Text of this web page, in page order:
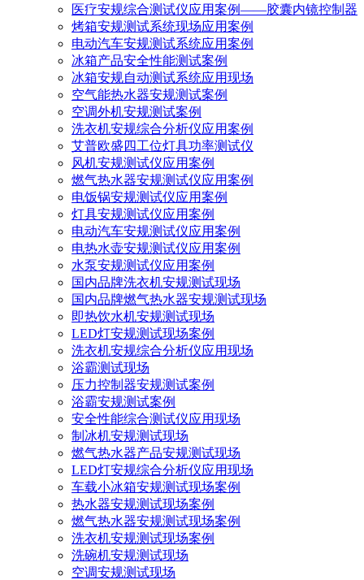
医疗安规综合测试仪应用案例——胶囊内镜控制器
烤箱安规测试系统现场应用案例
电动汽车安规测试系统应用案例
冰箱产品安全性能测试案例
冰箱安规自动测试系统应用现场
空气能热水器安规测试案例
空调外机安规测试案例
洗衣机安规综合分析仪应用案例
艾普欧盛四工位灯具功率测试仪
风机安规测试仪应用案例
燃气热水器安规测试仪应用案例
电饭锅安规测试仪应用案例
灯具安规测试仪应用案例
电动汽车安规测试仪应用案例
电热水壶安规测试仪应用案例
水泵安规测试仪应用案例
国内品牌洗衣机安规测试现场
国内品牌燃气热水器安规测试现场
即热饮水机安规测试现场
LED灯安规测试现场案例
洗衣机安规综合分析仪应用现场
浴霸测试现场
压力控制器安规测试案例
浴霸安规测试案例
安全性能综合测试仪应用现场
制冰机安规测试现场
燃气热水器产品安规测试现场
LED灯安规综合分析仪应用现场
车载小冰箱安规测试现场案例
热水器安规测试现场案例
燃气热水器安规测试现场案例
洗衣机安规测试现场案例
洗碗机安规测试现场
空调安规测试现场